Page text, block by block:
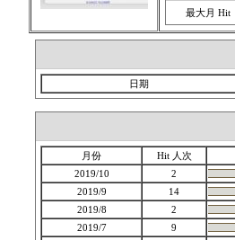
最大月 Hit
日期
月份
Hit 人次
2019/10
2
2019/9
14
2019/8
2
2019/7
9